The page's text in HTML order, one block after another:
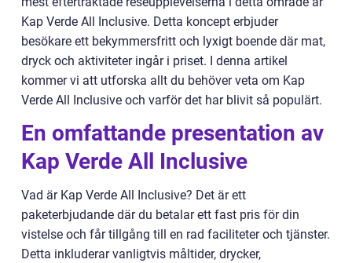
Kap Verde All Inclusive. Detta koncept erbjuder
besökare ett bekymmersfritt och lyxigt boende där mat,
dryck och aktiviteter ingår i priset. I denna artikel
kommer vi att utforska allt du behöver veta om Kap
Verde All Inclusive och varför det har blivit så populärt.
En omfattande presentation av
Kap Verde All Inclusive
Vad är Kap Verde All Inclusive? Det är ett
paketerbjudande där du betalar ett fast pris för din
vistelse och får tillgång till en rad faciliteter och tjänster.
Detta inkluderar vanligtvis måltider, drycker,